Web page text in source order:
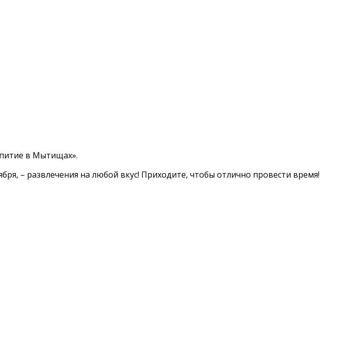
в Мытищах».
– развлечения на любой вкус! Приходите, чтобы отлично провести время!